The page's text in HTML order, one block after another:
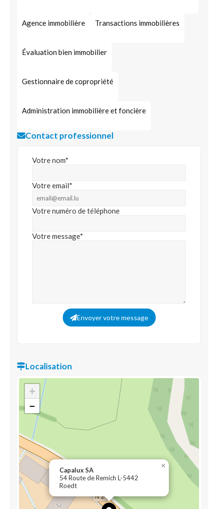
Agence immobilière Transactions immobilières
Évaluation bien immobilier
Gestionnaire de copropriété
Administration immobilière et foncière
Contact professionnel
Votre nom*
Votre email*
Votre numéro de téléphone
Votre message*
Envoyer votre message
Localisation
Capalux SA
54 Route de Remich L-5442
Roedt
×
+
−